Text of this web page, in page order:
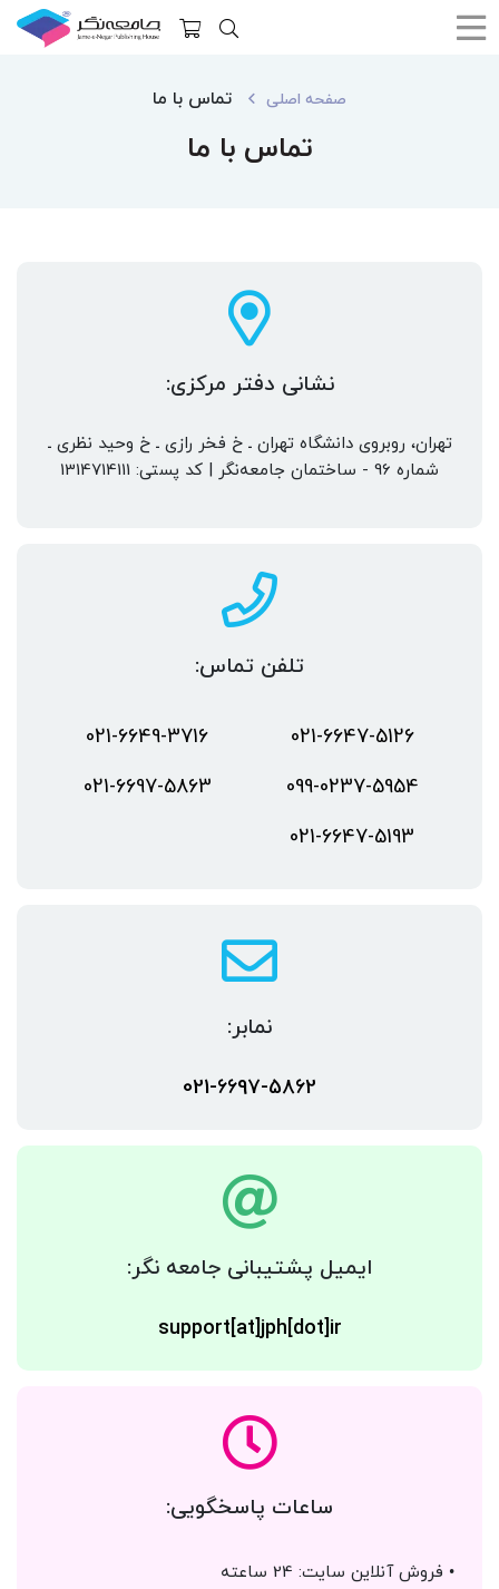
صفحه اصلی تماس با ما
تماس با ما
نشانی دفتر مرکزی:
تهران، روبروی دانشگاه تهران ـ خ فخر رازی ـ خ وحید نظری ـ
شماره 96 - ساختمان جامعه‌نگر | کد پستی: 1314714111
تلفن تماس:
021-6647-5126
099-0237-5954
021-6647-5193
021-6649-3716
021-6697-5863
نمابر:
021-6697-5862
ایمیل پشتیبانی جامعه نگر:
support[at]jph[dot]ir
ساعات پاسخگویی:
• فروش آنلاین سایت: 24 ساعته